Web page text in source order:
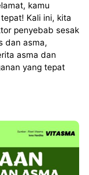
kamu
Kali ini, kita
penyebab sesak
dan asma,
asma dan
yang tepat